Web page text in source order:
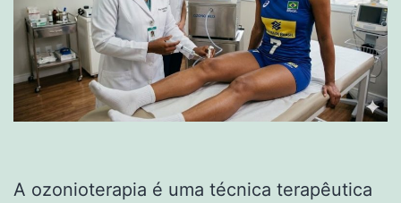
A ozonioterapia é uma técnica terapêutica